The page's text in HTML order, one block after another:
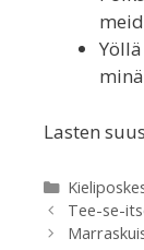
Lasten
Tee-se-